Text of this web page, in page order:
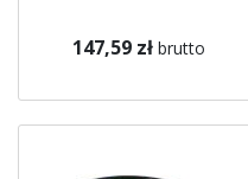
147,59 zł brutto